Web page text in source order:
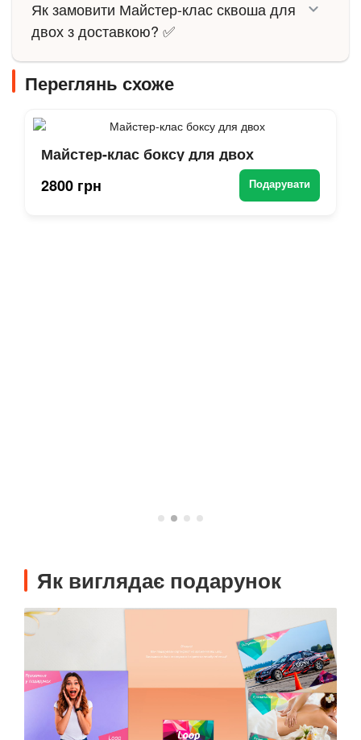
Як замовити Майстер-клас сквоша для
двох з доставкою? ✅
Переглянь схоже
Майстер-клас боксу для двох
2800 грн
Подарувати
Як виглядає подарунок